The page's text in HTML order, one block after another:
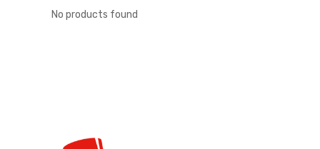
No products found